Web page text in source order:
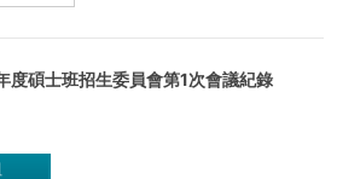
度碩士班招生委員會第1次會議紀錄